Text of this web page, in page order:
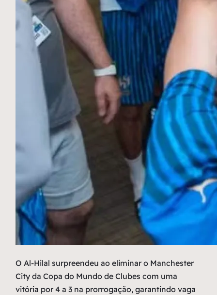
O Al-Hilal surpreendeu ao eliminar o Manchester
City da Copa do Mundo de Clubes com uma
vitória por 4 a 3 na prorrogação, garantindo vaga